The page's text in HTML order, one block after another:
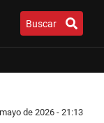
Buscar
de 2026 - 21:13